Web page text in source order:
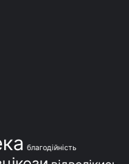
благодійність